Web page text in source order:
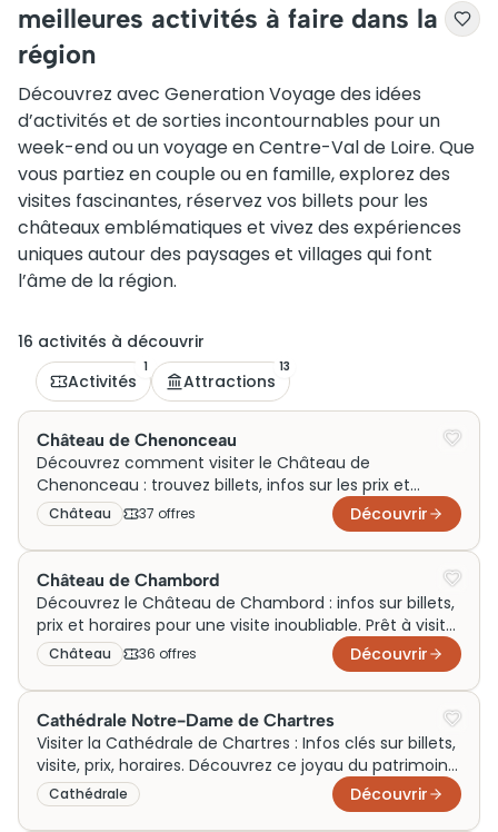
meilleures activités à faire dans la
région
Découvrez avec Generation Voyage des idées
d’activités et de sorties incontournables pour un
week-end ou un voyage en Centre-Val de Loire. Que
vous partiez en couple ou en famille, explorez des
visites fascinantes, réservez vos billets pour les
châteaux emblématiques et vivez des expériences
uniques autour des paysages et villages qui font
l’âme de la région.
16 activités à découvrir
Activités
1
Attractions
13
Château de Chenonceau
Découvrez comment visiter le Château de
Chenonceau : trouvez billets, infos sur les prix et
horaires pour une visite inoubliable à Chenonceaux.
Château 37 offres Découvrir
Château de Chambord
Découvrez le Château de Chambord : infos sur billets,
prix et horaires pour une visite inoubliable. Prêt à visiter
ce chef-d'œuvre ?
Château 36 offres Découvrir
Cathédrale Notre-Dame de Chartres
Visiter la Cathédrale de Chartres : Infos clés sur billets,
visite, prix, horaires. Découvrez ce joyau du patrimoine
français lors de votre séjour.
Cathédrale Découvrir